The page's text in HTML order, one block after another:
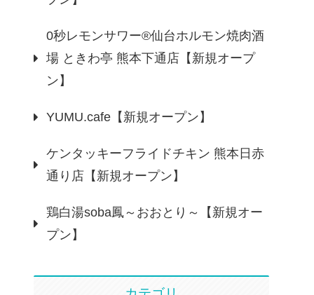
0秒レモンサワー®仙台ホルモン焼肉酒
場 ときわ亭 熊本下通店【新規オープ
ン】
YUMU.cafe【新規オープン】
ケンタッキーフライドチキン 熊本日赤
通り店【新規オープン】
鶏白湯soba鳳～おおとり～【新規オー
プン】